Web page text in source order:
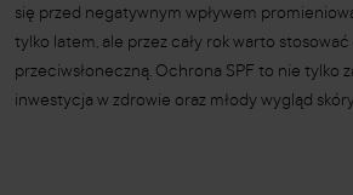
się przed negatywnym wpływem
tylko latem, ale przez cały rok warto
przeciwsłoneczną. Ochrona SPF to nie tylko
inwestycja w zdrowie oraz młody wygląd